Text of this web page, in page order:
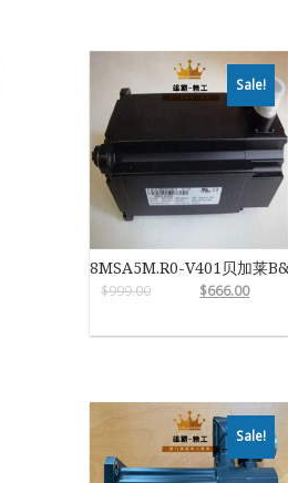
Sale!
8MSA5M.R0-V401贝加莱
$999.00 $666.00
Sale!